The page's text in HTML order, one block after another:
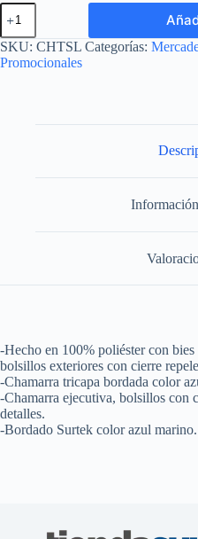
Chamarra
tricapa
talla
L
Surtek
SKU: CHTSL Categorías:
Promocionales
-Hecho en 100% poliéster con
bolsillos exteriores con cierre
-Chamarra tricapa bordada color
-Chamarra ejecutiva, bolsillos con
detalles.
-Bordado Surtek color azul marino.